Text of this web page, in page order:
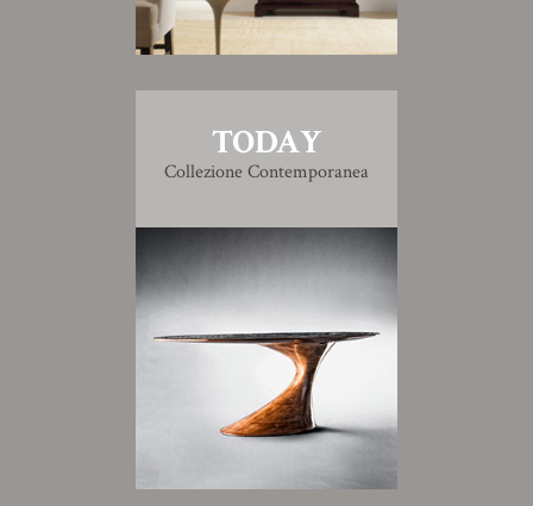
TODAY
Collezione Contemporanea